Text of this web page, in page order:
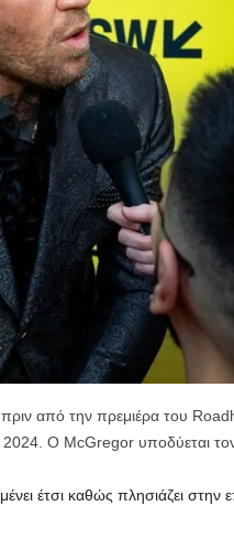
από την πρεμιέρα του
Ο McGregor υποδύεται τον
έτσι καθώς πλησιάζει